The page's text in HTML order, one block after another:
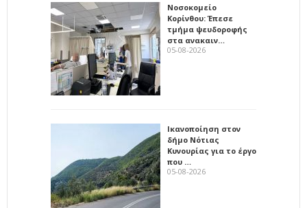
Νοσοκομείο
Κορίνθου: Έπεσε
τμήμα ψευδοροφής
στα ανακαιν…
05-08-2026
Ικανοποίηση στον
δήμο Νότιας
Κυνουρίας για το έργο
που …
05-08-2026